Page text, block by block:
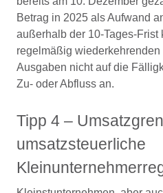
Betrag in 2025 als Aufwand
außerhalb der 10-Tages-Frist
regelmäßig
Ausgaben nicht auf die
Zu- oder Abfluss an.
Tipp 4 –
umsatzsteuerliche